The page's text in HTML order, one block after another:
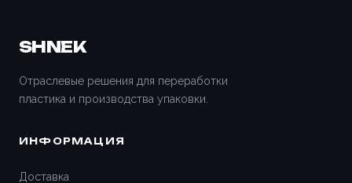
SHNEK
Отраслевые решения для переработки
пластика и производства упаковки.
ИНФОРМАЦИЯ
Доставка